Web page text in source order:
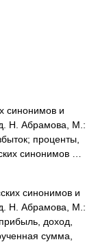
синонимов и
Н. Абрамова, М.:
проценты,
синонимов …
синонимов и
Н. Абрамова, М.:
доход,
сумма,